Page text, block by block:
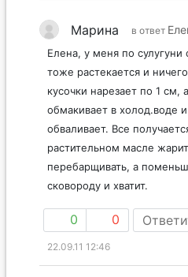
Марина в ответ
Елена, у меня по
тоже растекается и
кусочки нарезает по 1 см,
обмакивает в холод.воде
обваливает. Все
растительном масле
перебарщивать, а
сковороду и хватит.
0 0
22.09.11 12:46